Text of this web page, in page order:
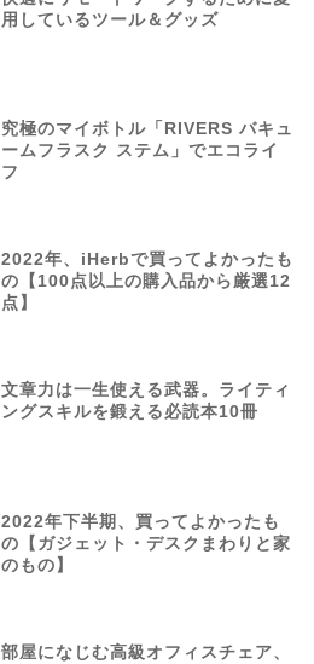
用しているツール＆グッズ
究極のマイボトル「RIVERS バキュ
ームフラスク ステム」でエコライ
フ
2022年、iHerbで買ってよかったも
の【100点以上の購入品から厳選12
点】
文章力は一生使える武器。ライティ
ングスキルを鍛える必読本10冊
2022年下半期、買ってよかったも
の【ガジェット・デスクまわりと家
のもの】
部屋になじむ高級オフィスチェア、